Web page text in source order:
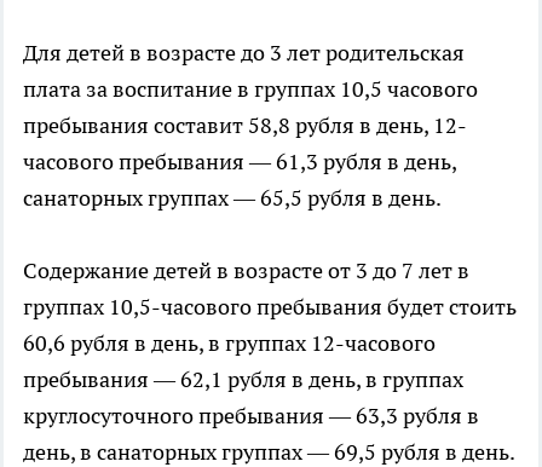
Для детей в возрасте до 3 лет родительская
плата за воспитание в группах 10,5 часового
пребывания составит 58,8 рубля в день, 12-
часового пребывания — 61,3 рубля в день,
санаторных группах — 65,5 рубля в день.
Содержание детей в возрасте от 3 до 7 лет в
группах 10,5-часового пребывания будет стоить
60,6 рубля в день, в группах 12-часового
пребывания — 62,1 рубля в день, в группах
круглосуточного пребывания — 63,3 рубля в
день, в санаторных группах — 69,5 рубля в день.